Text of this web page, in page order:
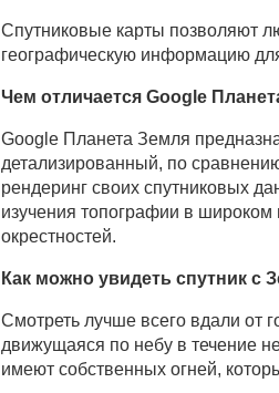
Спутниковые карты позволяют
географическую информацию
Чем отличается Google
Google Планета Земля
детализированный, по
рендеринг своих спутниковых
изучения топографии в широком
окрестностей.
Как можно увидеть спутник с
Смотреть лучше всего вдали от
движущаяся по небу в течение
имеют собственных огней,